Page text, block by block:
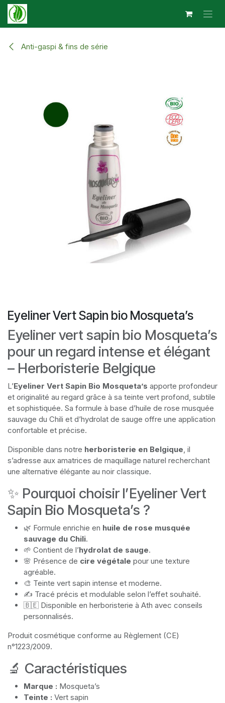
Se rendre au contenu
Anti-gaspi & fins de série
Eyeliner Vert Sapin bio Mosqueta’s
Eyeliner vert sapin bio Mosqueta’s
pour un regard intense et élégant
– Herboristerie Belgique
L’Eyeliner Vert Sapin Bio Mosqueta’s apporte profondeur
et originalité au regard grâce à sa teinte vert profond, subtile
et sophistiquée. Sa formule à base d’huile de rose musquée
sauvage du Chili et d’hydrolat de sauge offre une application
confortable et précise.
Disponible dans notre herboristerie en Belgique, il
s’adresse aux amatrices de maquillage naturel recherchant
une alternative élégante au noir classique.
✨ Pourquoi choisir l’Eyeliner Vert
Sapin Bio Mosqueta’s ?
🌿 Formule enrichie en huile de rose musquée
sauvage du Chili.
🌱 Contient de l’hydrolat de sauge.
🌸 Présence de cire végétale pour une texture
agréable.
🎨 Teinte vert sapin intense et moderne.
✍️ Tracé précis et modulable selon l’effet souhaité.
🇧🇪 Disponible en herboristerie à Ath avec conseils
personnalisés.
Produit cosmétique conforme au Règlement (CE)
n°1223/2009.
🔬 Caractéristiques
Marque : Mosqueta’s
Teinte : Vert sapin